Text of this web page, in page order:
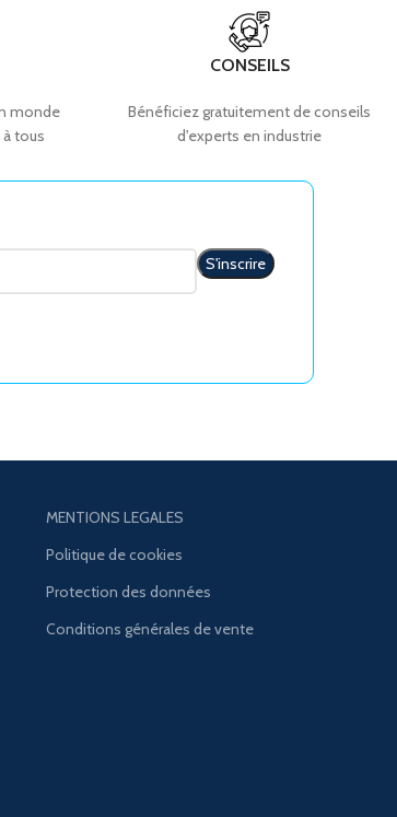
monde
tous
CONSEILS
Bénéficiez gratuitement de conseils
d'experts en industrie
MENTIONS LEGALES
Politique de cookies
Protection des données
Conditions générales de vente